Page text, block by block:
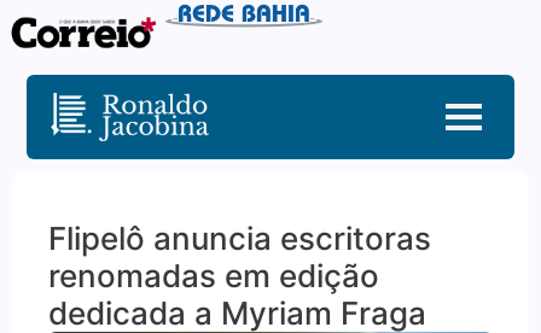
Flipelô anuncia escritoras
renomadas em edição
dedicada a Myriam Fraga